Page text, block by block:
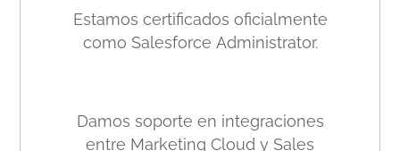
Estamos certificados oficialmente
como Salesforce Administrator.
Damos soporte en integraciones
entre Marketing Cloud y Sales